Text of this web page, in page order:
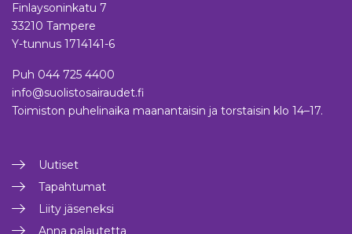
Finlaysoninkatu 7
33210 Tampere
Y-tunnus 1714141-6
Puh 044 725 4400
info@suolistosairaudet.fi
Toimiston puhelinaika maanantaisin ja torstaisin klo 14–17.
Uutiset
Tapahtumat
Liity jäseneksi